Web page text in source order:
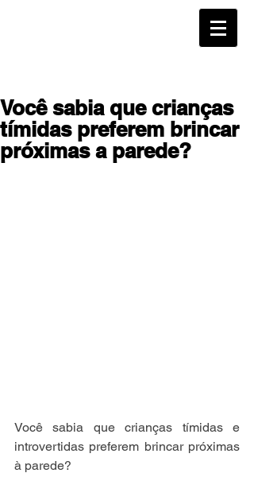
Você sabia que crianças
tímidas preferem brincar
próximas a parede?
Você sabia que crianças tímidas e
introvertidas preferem brincar próximas
à parede?